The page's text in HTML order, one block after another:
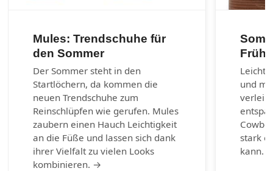
Mules: Trendschuhe für
den Sommer
Der Sommer steht in den
Startlöchern, da kommen die
neuen Trendschuhe zum
Reinschlüpfen wie gerufen. Mules
zaubern einen Hauch Leichtigkeit
an die Füße und lassen sich dank
ihrer Vielfalt zu vielen Looks
kombinieren. →
und
stark
kann.